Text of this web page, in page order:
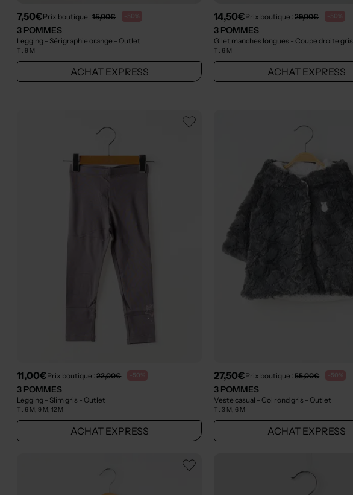
7,50€Prix boutique :15,00€ -50%
3 POMMES
Legging - Sérigraphie orange - Outlet
T :9 M
ACHAT EXPRESS
14,50€Prix boutique :29,00€ -50%
3 POMMES
Gilet manches longues - Coupe droite gris
T :6 M
ACHAT EXPRESS
11,00€Prix boutique :22,00€ -50%
3 POMMES
Legging - Slim gris - Outlet
T :6 M, 9 M, 12 M
ACHAT EXPRESS
27,50€Prix boutique :55,00€ -50%
3 POMMES
Veste casual - Col rond gris - Outlet
T :3 M, 6 M
ACHAT EXPRESS